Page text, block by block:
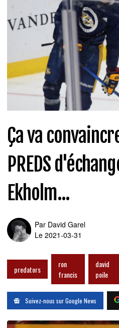
Ça va
PREDS
Ekholm...
Par David Garel
Le 2021-03-31
predators
ron
francis
david
poile
Suivez-nous sur Google News